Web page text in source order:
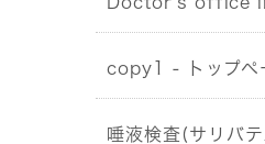
copy1 - トップペ
唾液検査(サリバ